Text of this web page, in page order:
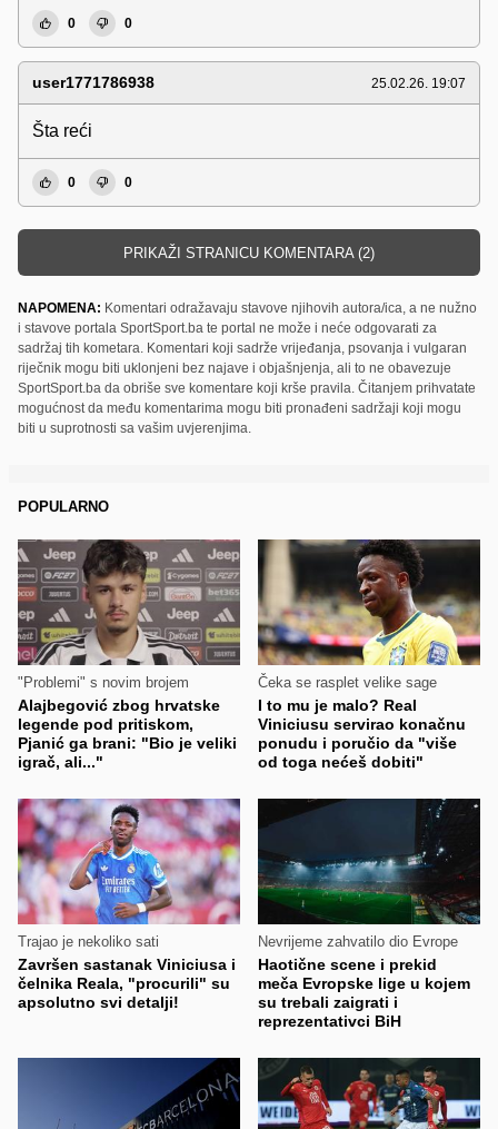
0 0
user1771786938 25.02.26. 19:07
Šta reći
0 0
PRIKAŽI STRANICU KOMENTARA (2)
NAPOMENA: Komentari odražavaju stavove njihovih autora/ica, a ne nužno
i stavove portala SportSport.ba te portal ne može i neće odgovarati za
sadržaj tih kometara. Komentari koji sadrže vrijeđanja, psovanja i vulgaran
riječnik mogu biti uklonjeni bez najave i objašnjenja, ali to ne obavezuje
SportSport.ba da obriše sve komentare koji krše pravila. Čitanjem prihvatate
mogućnost da među komentarima mogu biti pronađeni sadržaji koji mogu
biti u suprotnosti sa vašim uvjerenjima.
POPULARNO
"Problemi" s novim brojem
Alajbegović zbog hrvatske
legende pod pritiskom,
Pjanić ga brani: "Bio je veliki
igrač, ali..."
Čeka se rasplet velike sage
I to mu je malo? Real
Viniciusu servirao konačnu
ponudu i poručio da "više
od toga nećeš dobiti"
Trajao je nekoliko sati
Završen sastanak Viniciusa i
čelnika Reala, "procurili" su
apsolutno svi detalji!
Nevrijeme zahvatilo dio Evrope
Haotične scene i prekid
meča Evropske lige u kojem
su trebali zaigrati i
reprezentativci BiH